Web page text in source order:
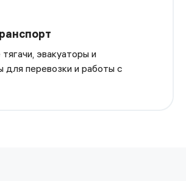
эвакуаторы и
для перевозки и работы с